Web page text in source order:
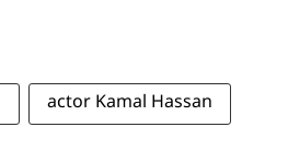
actor Kamal Hassan